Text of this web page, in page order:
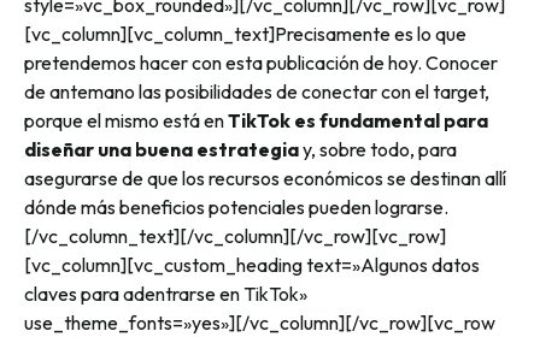
style=»vc_box_rounded»][/vc_column][/vc_row][vc_row]
[vc_column][vc_column_text]Precisamente es lo que
pretendemos hacer con esta publicación de hoy. Conocer
de antemano las posibilidades de conectar con el target,
porque el mismo está enTikTok es fundamental para
diseñar una buena estrategiay, sobre todo, para
asegurarse de que los recursos económicos se destinan allí
dónde más beneficios potenciales pueden lograrse.
[/vc_column_text][/vc_column][/vc_row][vc_row]
[vc_column][vc_custom_heading text=»Algunos datos
claves para adentrarse en TikTok»
use_theme_fonts=»yes»][/vc_column][/vc_row][vc_row